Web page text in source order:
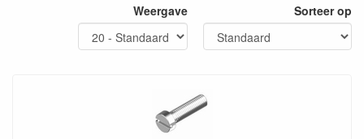
Weergave Sorteer op